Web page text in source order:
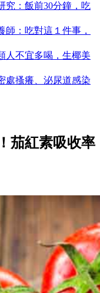
究：飯前30分鐘，吃
師：吃對這１件事，
人不宜多喝，生椰美
處搔癢、泌尿道感染
茄紅素吸收率